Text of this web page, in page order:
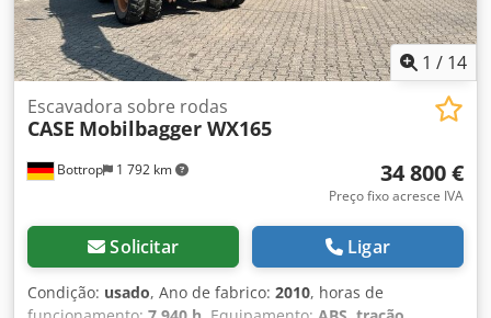
1 / 14
Bottrop 1 792 km
Escavadora sobre rodas
CASE Mobilbagger WX165
34 800 €
Preço fixo acresce IVA
Solicitar Ligar
Condição: usado, Ano de fabrico: 2010, horas de